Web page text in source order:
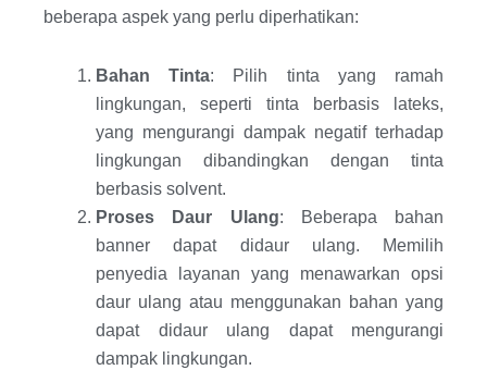
beberapa aspek yang perlu diperhatikan:
Bahan Tinta: Pilih tinta yang ramah
lingkungan, seperti tinta berbasis lateks,
yang mengurangi dampak negatif terhadap
lingkungan dibandingkan dengan tinta
berbasis solvent.
Proses Daur Ulang: Beberapa bahan
banner dapat didaur ulang. Memilih
penyedia layanan yang menawarkan opsi
daur ulang atau menggunakan bahan yang
dapat didaur ulang dapat mengurangi
dampak lingkungan.